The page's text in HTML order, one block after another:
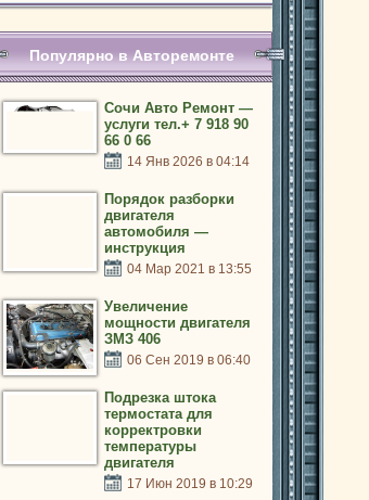
Популярно в Авторемонте
Сочи Авто Ремонт —
услуги тел.+ 7 918 90
66 0 66
14 Янв 2026 в 04:14
Порядок разборки
двигателя
автомобиля —
инструкция
04 Мар 2021 в 13:55
Увеличение
мощности двигателя
ЗМЗ 406
06 Сен 2019 в 06:40
Подрезка штока
термостата для
корректровки
температуры
двигателя
17 Июн 2019 в 10:29